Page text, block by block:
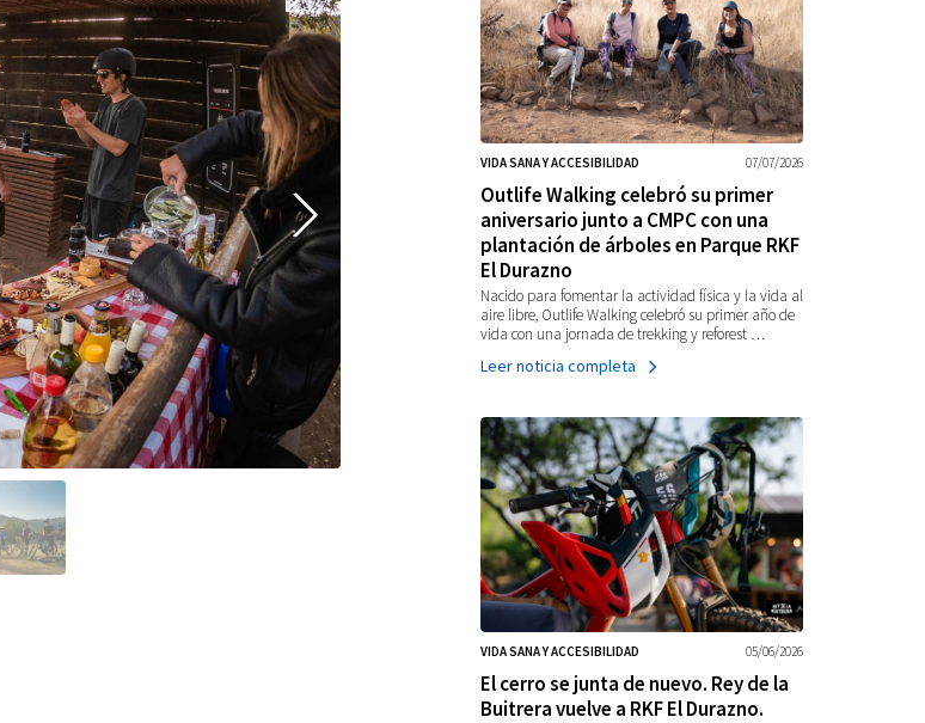
07/07/2026
VIDA SANA Y ACCESIBILIDAD
Outlife Walking celebró su primer
aniversario junto a CMPC con una
plantación de árboles en Parque RKF
El Durazno
Nacido para fomentar la actividad física y la vida al
aire libre, Outlife Walking celebró su primer año de
vida con una jornada de trekking y reforest …
Leer noticia completa
05/06/2026
VIDA SANA Y ACCESIBILIDAD
El cerro se junta de nuevo. Rey de la
Buitrera vuelve a RKF El Durazno.